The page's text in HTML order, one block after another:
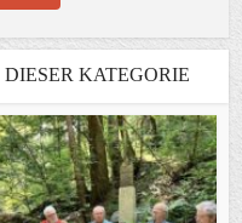
KATEGORIE